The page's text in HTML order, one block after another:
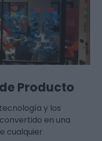
Producto
y los
en una
cualquier